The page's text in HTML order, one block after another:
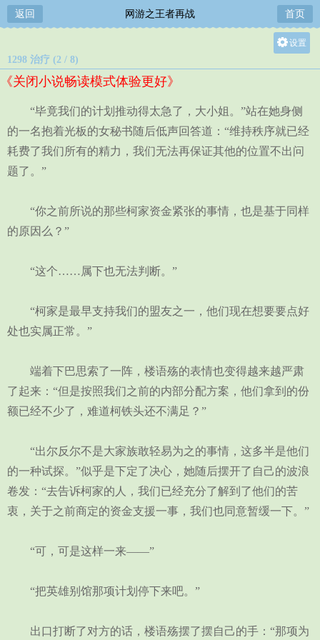
返回 网游之王者再战 首页
设置
中
小
1298 治疗 (2 / 8)
《关闭小说畅读模式体验更好》
“毕竟我们的计划推动得太急了，大小姐。”站在她身侧
的一名抱着光板的女秘书随后低声回答道：“维持秩序就已经
耗费了我们所有的精力，我们无法再保证其他的位置不出问
题了。”
“你之前所说的那些柯家资金紧张的事情，也是基于同样
的原因么？”
“这个……属下也无法判断。”
“柯家是最早支持我们的盟友之一，他们现在想要要点好
处也实属正常。”
端着下巴思索了一阵，楼语殇的表情也变得越来越严肃
了起来：“但是按照我们之前的内部分配方案，他们拿到的份
额已经不少了，难道柯铁头还不满足？”
“出尔反尔不是大家族敢轻易为之的事情，这多半是他们
的一种试探。”似乎是下定了决心，她随后摆开了自己的波浪
卷发：“去告诉柯家的人，我们已经充分了解到了他们的苦
衷，关于之前商定的资金支援一事，我们也同意暂缓一下。”
“可，可是这样一来——”
“把英雄别馆那项计划停下来吧。”
出口打断了对方的话，楼语殇摆了摆自己的手：“那项为